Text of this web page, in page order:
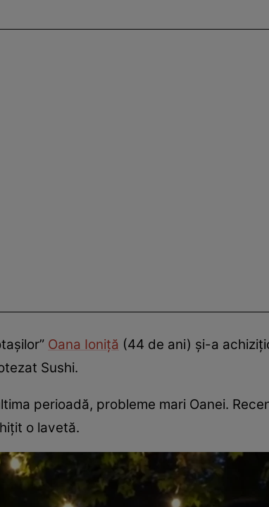
Oana Ioniță (44 de ani) și-a
Sushi.
perioadă, probleme mari Oanei.
o lavetă.